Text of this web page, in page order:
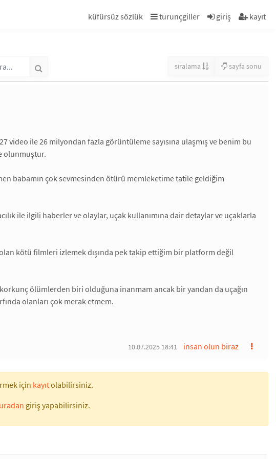
küfürsüz sözlük turunçgiller giriş kayıt
sıralama sayfa sonu
video ile 26 milyondan fazla görüntüleme sayısına ulaşmış ve benim bu
olunmuştur.
babamın çok sevmesinden ötürü memleketime tatile geldiğim
ile ilgili haberler ve olaylar, uçak kullanımına dair detaylar ve uçaklarla
kötü filmleri izlemek dışında pek takip ettiğim bir platform değil
ölümlerden biri olduğuna inanmam ancak bir yandan da uçağın
olanları çok merak etmem.
insan olun biraz
10.07.2025 18:41
için kayıtolabilirsiniz.
giriş yapabilirsiniz.